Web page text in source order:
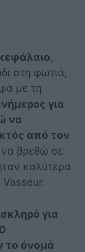
,
στη φωτιά,
με τη
για
να
από τον
βρεθώ σε
καλύτερα
Vasseur.
για
το όνομά